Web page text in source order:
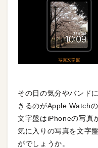
その日の気分やバンド
きるのがApple Watch
文字盤はiPhoneの写真
気に入りの写真を文字
がでしょうか。